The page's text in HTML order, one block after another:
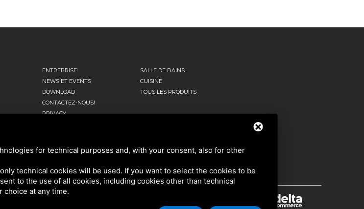
ENTREPRISE
NEWS ET EVENTS
DOWNLOAD
CONTACTEZ-NOUS!
PRIVACY
SALLE DE BAINS
CUISINE
TOUS LES PRODUITS
for technical purposes and, with your consent, also for other
technical cookies will be used. If you want to select the cookies to be
to the use of all cookies, including cookies other than technical
choice at any time.